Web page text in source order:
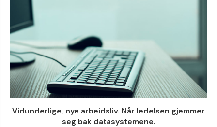
Vidunderlige, nye arbeidsliv. Når ledelsen gjemmer
seg bak datasystemene.